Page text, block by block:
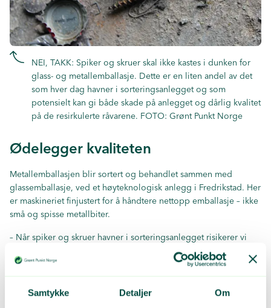
Samtykke Detaljer Om
NEI, TAKK: Spiker og skruer skal ikke kastes i dunken for
glass- og metallemballasje. Dette er en liten andel av det
som hver dag havner i sorteringsanlegget og som
potensielt kan gi både skade på anlegget og dårlig kvalitet
på de resirkulerte råvarene. FOTO: Grønt Punkt Norge
Ødelegger kvaliteten
Metallemballasjen blir sortert og behandlet sammen med
glassemballasje, ved et høyteknologisk anlegg i Fredrikstad. Her
er maskineriet finjustert for å håndtere nettopp emballasje – ikke
små og spisse metallbiter.
– Når spiker og skruer havner i sorteringsanlegget risikerer vi
ødeleggelser. De har nemlig en lei tendens til å snike seg
gjennom hele anlegget og ende opp sammen med det sorterte
glasset, noe som er veldig problematisk, sier Erbach.
Det er strenge kvalitetskrav til resirkulert glass, og bare en liten